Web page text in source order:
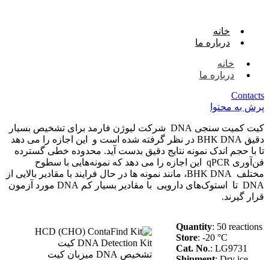
خانه
درباره ما
خانه
درباره ما
Contacts
پرش به محتوا
کیت کمیت سنجی DNA شرکت لیوژن فارمد برای تشخیص بسیار
دقیق BHK DNA در نظر گرفته شده است و این اجازه را می دهد
تا با حجم اندک نمونه نتایج دقیق بدست آید. محدوده خطی گسترده
فن‌آوری qPCR این اجازه را می دهد که نمونه‌هایی با سطوح
مختلف BHK DNA، مانند نمونه ها در حال فرایند با مقادیر بالایی از
DNA تا استوک‌های دارویی با مقادیر بسیار کم DNA مورد آزمون
قرار گیرند.
Quantity: 50 reactions
Store: -20 °C
Cat. No.: LG9731